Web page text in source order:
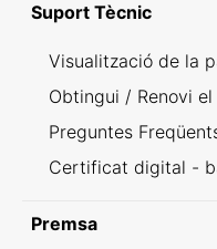
Suport Tècnic
Visualització de la
Obtingui / Renovi
Preguntes
Certificat digital -
Premsa